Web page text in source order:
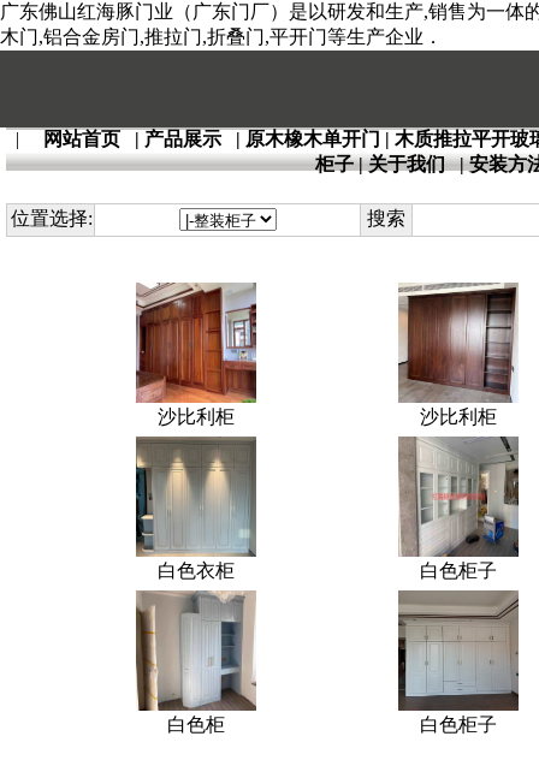
广东佛山红海豚门业（广东门厂）是以研发和生产,销售为一
木门,铝合金房门,推拉门,折叠门,平开门等生产企业．
| 网站首页 | 产品展示 | 原木橡木单开门 | 木质推拉平开玻
柜子|关于我们|安装方
位置选择: 搜索
沙比利柜 沙比利柜
白色衣柜 白色柜子
白色柜 白色柜子